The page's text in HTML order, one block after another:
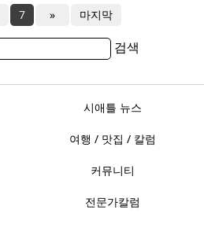
7 » 마지막
검색
시애틀 뉴스
여행 / 맛집 / 칼럼
커뮤니티
전문가칼럼